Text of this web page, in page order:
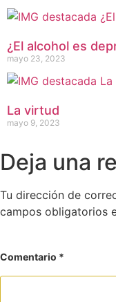
¿El alcohol es
mayo 23, 2023
La virtud
mayo 9, 2023
Deja una
Tu dirección de
campos obligatorios
Comentario *